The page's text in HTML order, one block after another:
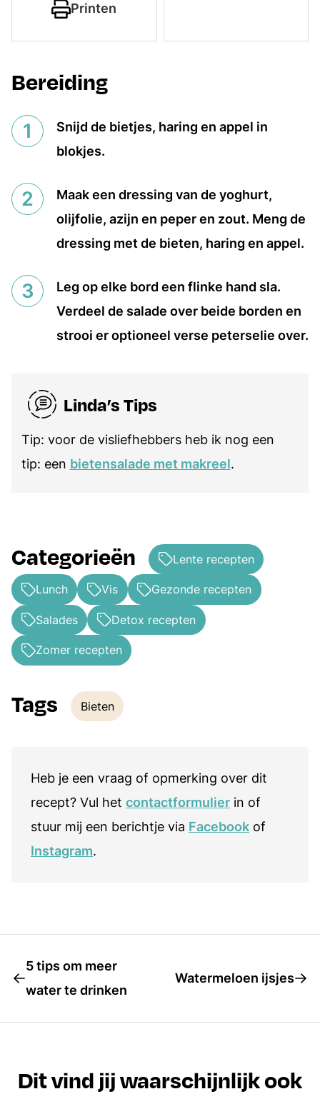
Printen
Bereiding
Snijd de bietjes, haring en appel in
blokjes.
Maak een dressing van de yoghurt,
olijfolie, azijn en peper en zout. Meng de
dressing met de bieten, haring en appel.
Leg op elke bord een flinke hand sla.
Verdeel de salade over beide borden en
strooi er optioneel verse peterselie over.
Linda’s Tips
Tip: voor de visliefhebbers heb ik nog een
tip: een bietensalade met makreel.
Categorieën Lente recepten
Lunch Vis Gezonde recepten
Salades Detox recepten
Zomer recepten
Tags
Tags
Bieten
Heb je een vraag of opmerking over dit
recept? Vul het contactformulier in of
stuur mij een berichtje via Facebook of
Instagram.
5 tips om meer
water te drinken
Watermeloen ijsjes
Dit vind jij waarschijnlijk ook